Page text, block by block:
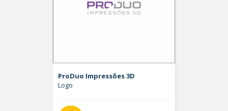
ProDuo Impressões 3D
Logo